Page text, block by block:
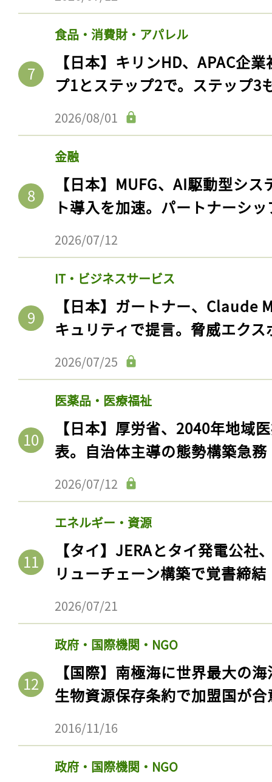
食品・消費財・アパレル
【日本】キリンHD、APAC企
プ1とステップ2で。ステップ3
2026/08/01
金融
【日本】MUFG、AI駆動型シ
ト導入を加速。パートナーシ
2026/07/12
IT・ビジネスサービス
【日本】ガートナー、Claude
キュリティで提言。脅威エク
2026/07/25
医薬品・医療福祉
【日本】厚労省、2040年地域
表。自治体主導の態勢構築急務
2026/07/12
エネルギー・資源
【タイ】JERAとタイ発電公社
リューチェーン構築で覚書締結
2026/07/21
政府・国際機関・NGO
【国際】南極海に世界最大の
生物資源保存条約で加盟国が合
2016/11/16
政府・国際機関・NGO
記事をお気に入りに
ログインが必